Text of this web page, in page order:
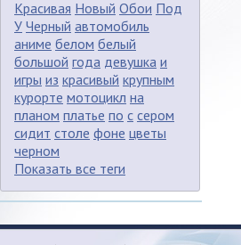
Красивая Новый Обои Под
У Черный автомобиль
аниме белом белый
большой года девушка и
игры из красивый крупным
курорте мотоцикл на
планом платье по с сером
сидит столе фоне цветы
черном
Показать все теги